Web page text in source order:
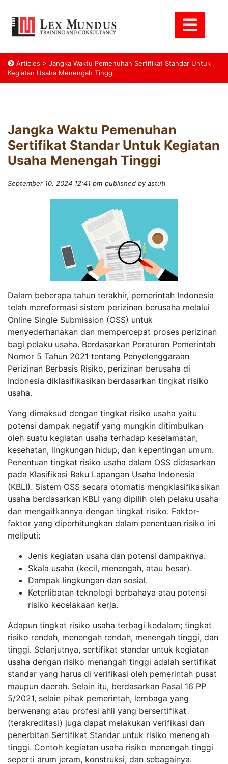
Articles > Jangka Waktu Pemenuhan Sertifikat Standar Untuk
Kegiatan Usaha Menengah Tinggi
Jangka Waktu Pemenuhan
Sertifikat Standar Untuk Kegiatan
Usaha Menengah Tinggi
September 10, 2024 12:41 pm published by astuti
Dalam beberapa tahun terakhir, pemerintah Indonesia
telah mereformasi sistem perizinan berusaha melalui
Online Single Submission (OSS) untuk
menyederhanakan dan mempercepat proses perizinan
bagi pelaku usaha. Berdasarkan Peraturan Pemerintah
Nomor 5 Tahun 2021 tentang Penyelenggaraan
Perizinan Berbasis Risiko, perizinan berusaha di
Indonesia diklasifikasikan berdasarkan tingkat risiko
usaha.
Yang dimaksud dengan tingkat risiko usaha yaitu
potensi dampak negatif yang mungkin ditimbulkan
oleh suatu kegiatan usaha terhadap keselamatan,
kesehatan, lingkungan hidup, dan kepentingan umum.
Penentuan tingkat risiko usaha dalam OSS didasarkan
pada Klasifikasi Baku Lapangan Usaha Indonesia
(KBLI). Sistem OSS secara otomatis mengklasifikasikan
usaha berdasarkan KBLI yang dipilih oleh pelaku usaha
dan mengaitkannya dengan tingkat risiko. Faktor-
faktor yang diperhitungkan dalam penentuan risiko ini
meliputi:
Jenis kegiatan usaha dan potensi dampaknya.
Skala usaha (kecil, menengah, atau besar).
Dampak lingkungan dan sosial.
Keterlibatan teknologi berbahaya atau potensi
risiko kecelakaan kerja.
Adapun tingkat risiko usaha terbagi kedalam; tingkat
risiko rendah, menengah rendah, menengah tinggi, dan
tinggi. Selanjutnya, sertifikat standar untuk kegiatan
usaha dengan risiko menangah tinggi adalah sertifikat
standar yang harus di verifikasi oleh pemerintah pusat
maupun daerah. Selain itu, berdasarkan Pasal 16 PP
5/2021, selain pihak pemerintah, lembaga yang
berwenang atau profesi ahli yang bersertifikat
(terakreditasi) juga dapat melakukan verifikasi dan
penerbitan Sertifikat Standar untuk risiko menengah
tinggi. Contoh kegiatan usaha risiko menengah tinggi
seperti arum jeram, konstruksi, dan sebagainya.